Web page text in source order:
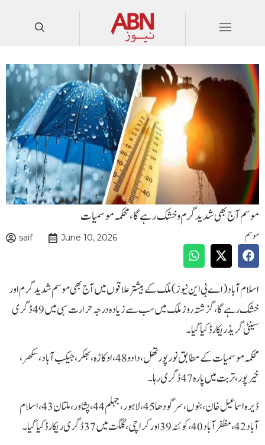
موسم آج بھی شدید گرم وخشک رہے گا،محکمہ موسمیات
موسم saif June 10, 2026
اسلام آباد(اےبی این نیوز)ملک کے بیشتر علاقوں میں آج بھی موسم شدید گرم اور
خشک رہے گا، گزشتہ روز ملک میں سب سے زیادہ درجہ حرارت سبی میں 49 ڈگری
سینٹی گریڈ ریکارڈ کیا گیا۔
محکمہ موسمیات کے مطابق نور پور تھل، دادو 48، اوکاڑہ، بھکر، جیکب آباد، سکھر،
خیرپور، تربت میں پارہ 47 ڈگری رہا۔
ڈیرہ اسماعیل خان، بنوں، سرگودھا 45، لاہور، جہلم44، پشاور، ملتان43، اسلام
آباد 42، مظفر آباد 40، کوئٹہ39 اور کراچی، گلگت میں 37 ڈگری ریکارڈ کیا گیا۔